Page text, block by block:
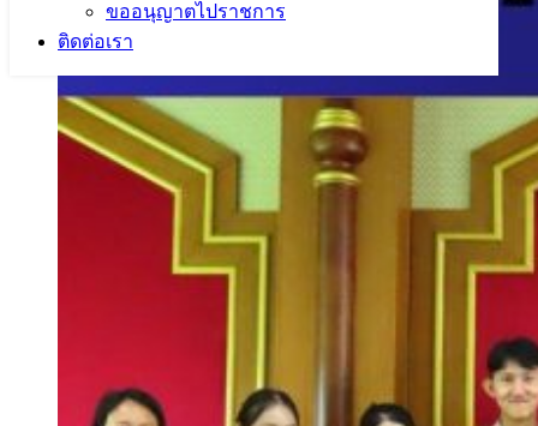
ขออนุญาตไปราชการ
ติดต่อเรา